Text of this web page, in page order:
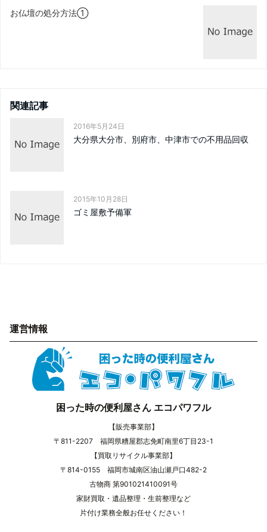
お仏壇の処分方法①
関連記事
2016年5月24日
大分県大分市、別府市、中津市での不用品回収
2015年10月28日
ゴミ屋敷予備軍
運営情報
困った時の便利屋さん エコパワフル
【販売事業部】
〒811-2207 福岡県糟屋郡志免町南里6丁目23-1
【買取リサイクル事業部】
〒814-0155 福岡市城南区油山瀬戸口482-2
古物商 第901021410091号
家財買取・遺品整理・生前整理など
片付け業務全般お任せください！